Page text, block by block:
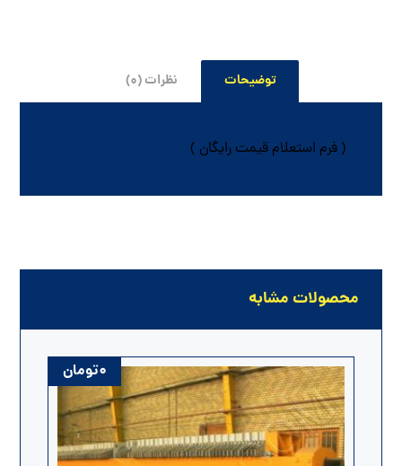
توضیحات نظرات (۰)
( فرم استعلام قیمت رایگان )
محصولات مشابه
۰تومان